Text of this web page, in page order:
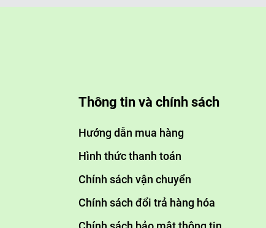
Thông tin và chính sách
Hướng dẫn mua hàng
Hình thức thanh toán
Chính sách vận chuyển
Chính sách đổi trả hàng hóa